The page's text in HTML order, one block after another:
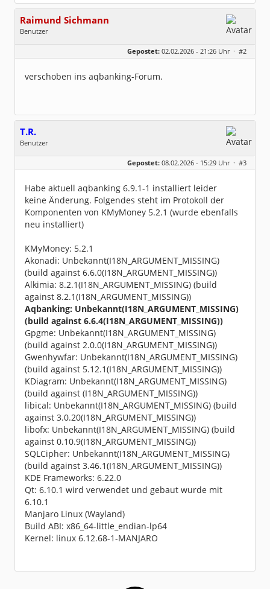
Raimund Sichmann
Benutzer
Dabei seit:
08 / 2002
Gepostet: 02.02.2026 - 21:26 Uhr · #2
verschoben ins aqbanking-Forum.
T.R.
Benutzer
Geschlecht:
Dabei seit:
01 / 2025
Gepostet: 08.02.2026 - 15:29 Uhr · #3
Habe aktuell aqbanking 6.9.1-1 installiert leider
keine Änderung. Folgendes steht im Protokoll der
Komponenten von KMyMoney 5.2.1 (wurde ebenfalls
neu installiert)
KMyMoney: 5.2.1
Akonadi: Unbekannt(I18N_ARGUMENT_MISSING)
(build against 6.6.0(I18N_ARGUMENT_MISSING))
Alkimia: 8.2.1(I18N_ARGUMENT_MISSING) (build
against 8.2.1(I18N_ARGUMENT_MISSING))
Aqbanking: Unbekannt(I18N_ARGUMENT_MISSING)
(build against 6.6.4(I18N_ARGUMENT_MISSING))
Gpgme: Unbekannt(I18N_ARGUMENT_MISSING)
(build against 2.0.0(I18N_ARGUMENT_MISSING))
Gwenhywfar: Unbekannt(I18N_ARGUMENT_MISSING)
(build against 5.12.1(I18N_ARGUMENT_MISSING))
KDiagram: Unbekannt(I18N_ARGUMENT_MISSING)
(build against (I18N_ARGUMENT_MISSING))
libical: Unbekannt(I18N_ARGUMENT_MISSING) (build
against 3.0.20(I18N_ARGUMENT_MISSING))
libofx: Unbekannt(I18N_ARGUMENT_MISSING) (build
against 0.10.9(I18N_ARGUMENT_MISSING))
SQLCipher: Unbekannt(I18N_ARGUMENT_MISSING)
(build against 3.46.1(I18N_ARGUMENT_MISSING))
KDE Frameworks: 6.22.0
Qt: 6.10.1 wird verwendet und gebaut wurde mit
6.10.1
Manjaro Linux (Wayland)
Build ABI: x86_64-little_endian-lp64
Kernel: linux 6.12.68-1-MANJARO